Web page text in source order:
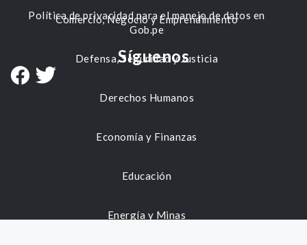
Comercio, Negocio y Emprendimiento
Defensa, Seguridad y Justicia
Derechos Humanos
Economía y Finanzas
Educación
Energía y Minas
Política de privacidad para el manejo de datos en
Gob.pe
Síguenos